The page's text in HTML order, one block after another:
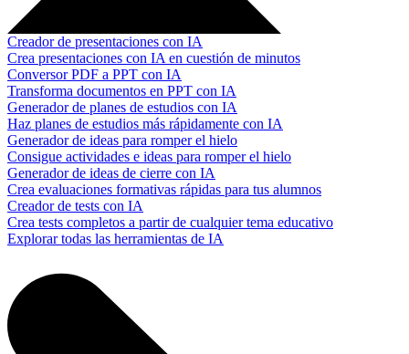
Creador de presentaciones con IA
Crea presentaciones con IA en cuestión de minutos
Conversor PDF a PPT con IA
Transforma documentos en PPT con IA
Generador de planes de estudios con IA
Haz planes de estudios más rápidamente con IA
Generador de ideas para romper el hielo
Consigue actividades e ideas para romper el hielo
Generador de ideas de cierre con IA
Crea evaluaciones formativas rápidas para tus alumnos
Creador de tests con IA
Crea tests completos a partir de cualquier tema educativo
Explorar todas las herramientas de IA